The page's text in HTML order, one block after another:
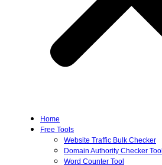
Home
Free Tools
Website Traffic Bulk Checker
Domain Authority Checker Tool
Word Counter Tool